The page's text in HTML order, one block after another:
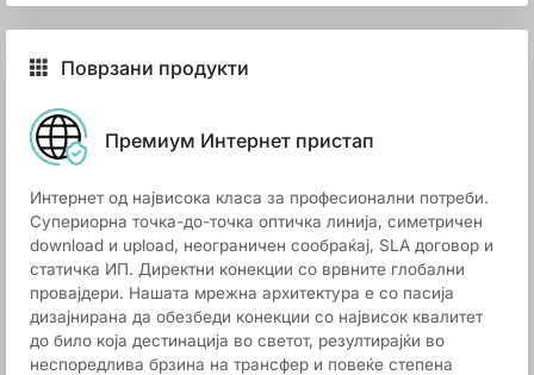
Поврзани продукти
Премиум Интернет пристап
Интернет од највисока класа за професионални потреби.
Супериорна точка-до-точка оптичка линија, симетричен
download и upload, неограничен сообраќај, SLA договор и
статичка ИП. Директни конекции со врвните глобални
провајдери. Нашата мрежна архитектура е со пасија
дизајнирана да обезбеди конекции со највисок квалитет
до било која дестинација во светот, резултирајќи во
неспоредлива брзина на трансфер и повеќе степена